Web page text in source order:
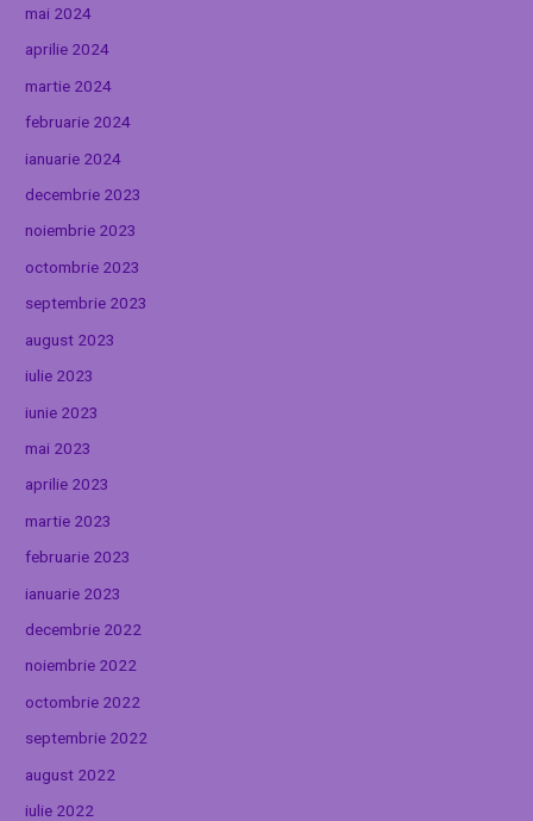
mai 2024
aprilie 2024
martie 2024
februarie 2024
ianuarie 2024
decembrie 2023
noiembrie 2023
octombrie 2023
septembrie 2023
august 2023
iulie 2023
iunie 2023
mai 2023
aprilie 2023
martie 2023
februarie 2023
ianuarie 2023
decembrie 2022
noiembrie 2022
octombrie 2022
septembrie 2022
august 2022
iulie 2022